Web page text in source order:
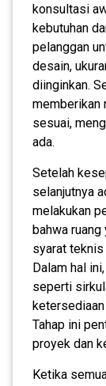
konsultasi
kebutuhan
pelanggan
desain,
diinginkan.
memberikan
sesuai,
ada.
Setelah
selanjutnya
melakukan
bahwa ruang
syarat teknis
Dalam hal
seperti
Tahap ini
proyek dan
Ketika